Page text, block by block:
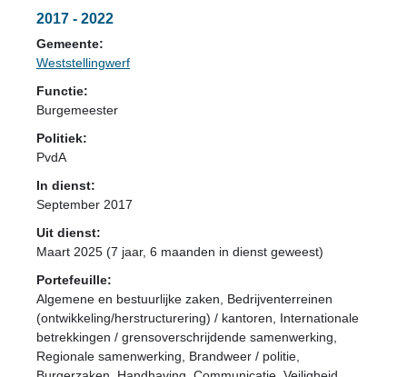
2017 - 2022
Gemeente:
Weststellingwerf
Functie:
Burgemeester
Politiek:
PvdA
In dienst:
September 2017
Uit dienst:
Maart 2025 (7 jaar, 6 maanden in dienst geweest)
Portefeuille:
Algemene en bestuurlijke zaken, Bedrijventerreinen
(ontwikkeling/herstructurering) / kantoren, Internationale
betrekkingen / grensoverschrijdende samenwerking,
Regionale samenwerking, Brandweer / politie,